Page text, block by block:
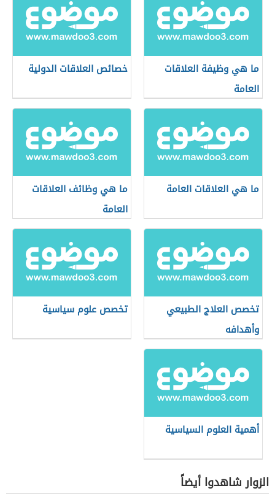
ما هي وظيفة العلاقات
العامة
خصائص العلاقات الدولية
ما هي العلاقات العامة
ما هي وظائف العلاقات
العامة
تخصص العلاج الطبيعي
وأهدافه
تخصص علوم سياسية
أهمية العلوم السياسية
الزوار شاهدوا أيضاً